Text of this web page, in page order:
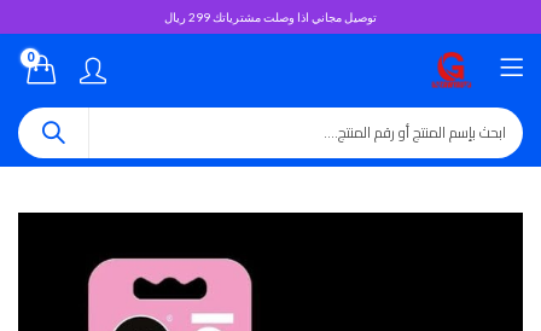
توصيل مجاني اذا وصلت مشترياتك 299 ريال
0